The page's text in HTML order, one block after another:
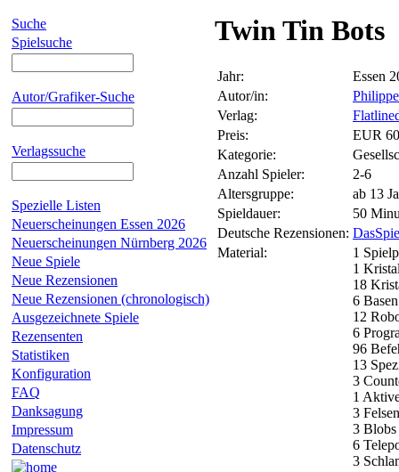
Suche
Spielsuche
Autor/Grafiker-Suche
Verlagssuche
Spezielle Listen
Neuerscheinungen Essen 2026
Neuerscheinungen Nürnberg 2026
Neue Spiele
Neue Rezensionen
Neue Rezensionen (chronologisch)
Ausgezeichnete Spiele
Rezensenten
Statistiken
Konfiguration
FAQ
Danksagung
Impressum
Datenschutz
Twin Tin Bots
Jahr:
Essen
Autor/in:
Verlag:
Preis:
EUR
Kategorie:
Anzahl Spieler:
2-6
Altersgruppe:
ab 13
Spieldauer:
50
Deutsche Rezensionen:
Material:
1
1
18
6 Basen
12
6
96
13
3
1
3 Felsen
3 Blobs
6
3